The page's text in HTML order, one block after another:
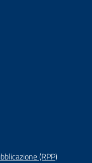
(RPP)